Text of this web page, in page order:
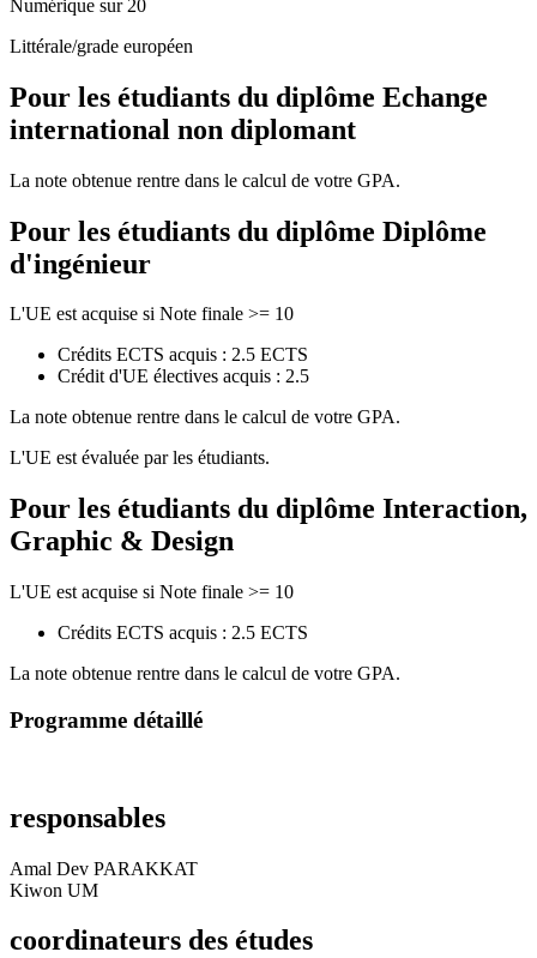
Numérique sur 20
Littérale/grade européen
Pour les étudiants du diplôme Echange
international non diplomant
La note obtenue rentre dans le calcul de votre GPA.
Pour les étudiants du diplôme Diplôme
d'ingénieur
L'UE est acquise si Note finale >= 10
Crédits ECTS acquis : 2.5 ECTS
Crédit d'UE électives acquis : 2.5
La note obtenue rentre dans le calcul de votre GPA.
L'UE est évaluée par les étudiants.
Pour les étudiants du diplôme Interaction,
Graphic & Design
L'UE est acquise si Note finale >= 10
Crédits ECTS acquis : 2.5 ECTS
La note obtenue rentre dans le calcul de votre GPA.
Programme détaillé
responsables
Amal Dev PARAKKAT
Kiwon UM
coordinateurs des études